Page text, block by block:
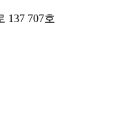
137 707호